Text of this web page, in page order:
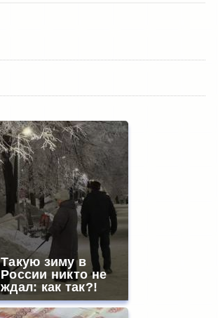
Такую зиму в
России никто не
ждал: как так?!